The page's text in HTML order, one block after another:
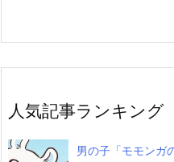
人気記事ランキング
男の子「モモンガ